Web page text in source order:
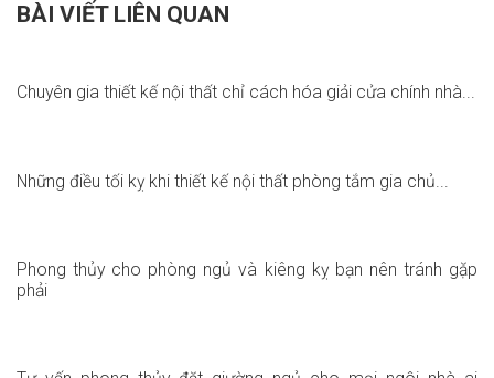
BÀI VIẾT LIÊN QUAN
Chuyên gia thiết kế nội thất chỉ cách hóa giải cửa chính nhà...
Những điều tối kỵ khi thiết kế nội thất phòng tắm gia chủ...
Phong thủy cho phòng ngủ và kiêng kỵ bạn nên tránh gặp
phải